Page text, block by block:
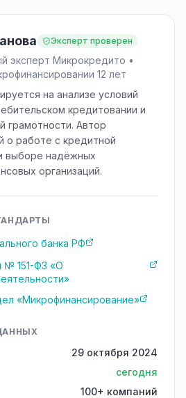
Эксперт проверен
эксперт Микрокредито •
12 лет
на анализе условий
кредитовании и
грамотности. Автор
о работе с кредитной
выборе надёжных
организаций.
банка РФ
№ 151-ФЗ «О
«Микрофинансирование»
29 октября 2024
сегодня
100+ компаний